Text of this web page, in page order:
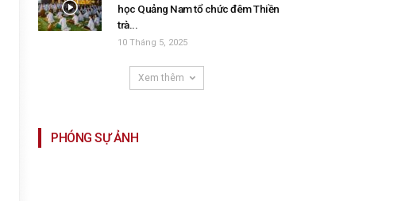
học Quảng Nam tổ chức đêm Thiền
trà...
10 Tháng 5, 2025
Xem thêm
PHÓNG SỰ ẢNH